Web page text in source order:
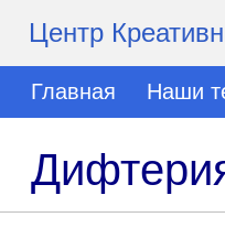
Центр
Главная Наши